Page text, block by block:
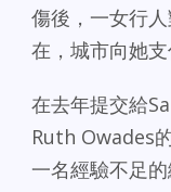
傷後，一女行
在，城市向她支
在去年提交給
Ruth Owades
一名經驗不足